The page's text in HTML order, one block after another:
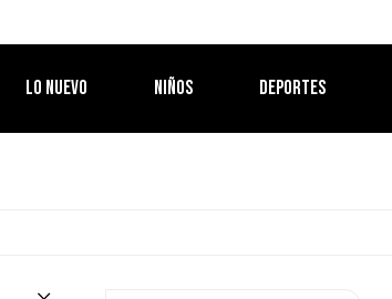
LO NUEVO NIÑOS DEPORTES